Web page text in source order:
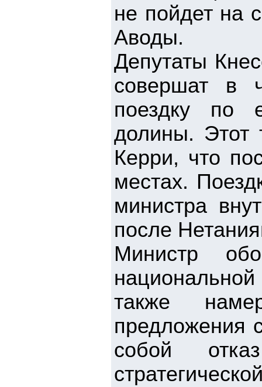
не пойдет на
Аводы.
Депутаты
совершат в
поездку по
долины. Этот
Керри, что
местах.
министра
после
Министр
также
предложения
собой